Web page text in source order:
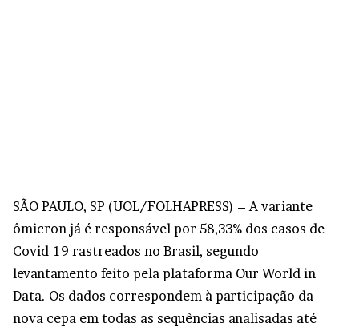
SÃO PAULO, SP (UOL/FOLHAPRESS) – A variante
ômicron já é responsável por 58,33% dos casos de
Covid-19 rastreados no Brasil, segundo
levantamento feito pela plataforma Our World in
Data. Os dados correspondem à participação da
nova cepa em todas as sequências analisadas até